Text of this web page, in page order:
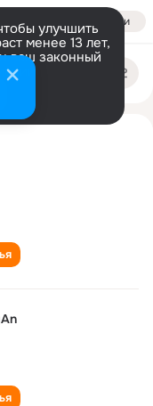
Войти
улучшить
менее 13 лет,
ваш законный